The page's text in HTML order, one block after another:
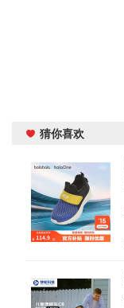
猜你喜欢